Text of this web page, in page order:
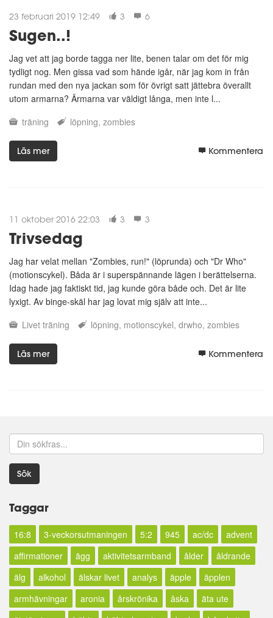
23 februari 2019 12:49 3 6
Sugen..!
Jag vet att jag borde tagga ner lite, benen talar om det för mig
tydligt nog. Men gissa vad som hände igår, när jag kom in från
rundan med den nya jackan som för övrigt satt jättebra överallt
utom armarna? Ärmarna var väldigt långa, men inte l...
träning
löpning zombies
Läs mer Kommentera
11 oktober 2016 22:03 3 3
Trivsedag
Jag har velat mellan "Zombies, run!" (löprunda) och "Dr Who"
(motionscykel). Båda är i superspännande lägen i berättelserna.
Idag hade jag faktiskt tid, jag kunde göra både och. Det är lite
lyxigt. Av binge-skäl har jag lovat mig själv att inte...
Livet träning löpning motionscykel drwho zombies
Läs mer Kommentera
Sök
Taggar
16:8 3-veckorsutmaningen 5:2 945 ac/dc
advent
affirmationer
ägg aktivitetsarmband ålder
åldrande
älg
alkohol älskar livet analys äpple
äpplen
armhävningar
aronia årskrönika åska
äta ute